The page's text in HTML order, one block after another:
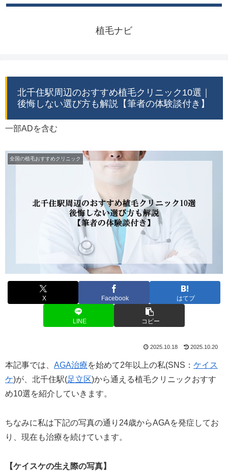
植毛ナビ
北千住駅周辺のおすすめ植毛クリニック10選｜
後悔しない選び方も解説【筆者の体験談付き】
一部ADを含む
全国の植毛おすすめクリニック
X Facebook はてブ
LINE コピー
2025.10.18 2025.10.20
本記事では、 AGA治療を始めて2年以上の私(SNS： ケイス
ケ)が、北千住駅(足立区)から通える植毛クリニックおすす
め10選を紹介していきます。
ちなみに私は下記の写真の通り24歳からAGAを発症してお
り、現在も治療を続けています。
【ケイスケの生え際の写真】